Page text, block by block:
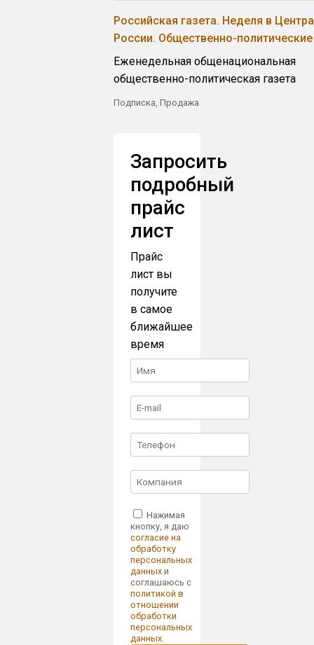
Российская газета. Неделя в
России. Общественно-политические
Еженедельная общенациональная
общественно-политическая газета
Подписка, Продажа
Запросить
подробный
прайс
лист
Прайс
лист вы
получите
в самое
ближайшее
время
Нажимая
кнопку, я даю
согласие на
обработку
персональных
данных и
соглашаюсь с
политикой в
отношении
обработки
персональных
данных.